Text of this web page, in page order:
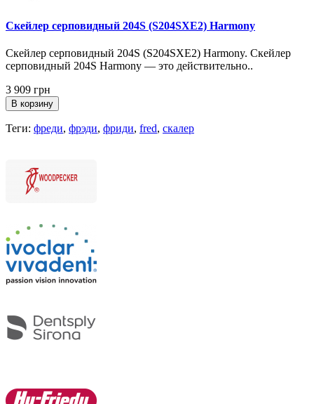
Скейлер серповидный 204S (S204SXE2) Harmony
Скейлер серповидный 204S (S204SXE2) Harmony. Скейлер
серповидный 204S Harmony — это действительно..
3 909 грн
В корзину
Теги: фреди, фрэди, фриди, fred, скалер